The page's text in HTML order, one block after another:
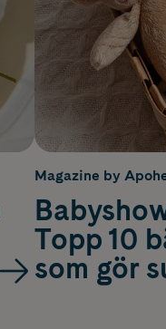
Magazine by
Topp 10
som gör